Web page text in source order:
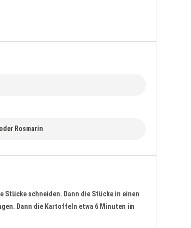
Rosmarin
schneiden. Dann die Stücke in einen
Dann die Kartoffeln etwa 6 Minuten im